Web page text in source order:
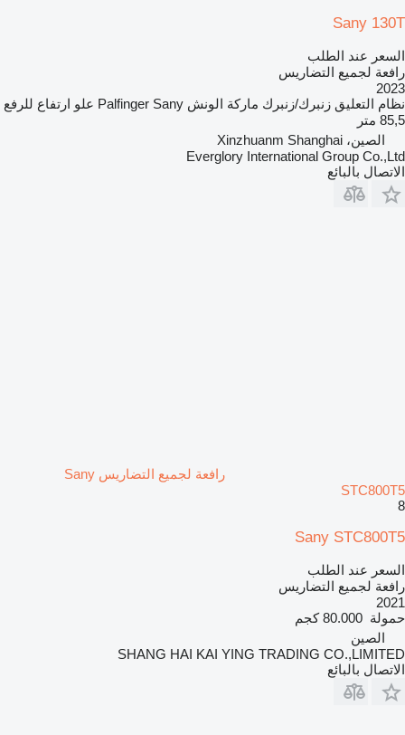
Sany 130T
السعر عند الطلب
رافعة لجميع التضاريس
2023
نظام التعليق زنبرك/زنبرك ماركة الونش Palfinger Sany علو ارتفاع للرفع
85,5 متر
الصين، Xinzhuanm Shanghai
Everglory International Group Co.,Ltd
الاتصال بالبائع
رافعة لجميع التضاريس Sany
STC800T5
8
Sany STC800T5
السعر عند الطلب
رافعة لجميع التضاريس
2021
حمولة 80.000 كجم
الصين
SHANG HAI KAI YING TRADING CO.,LIMITED
الاتصال بالبائع